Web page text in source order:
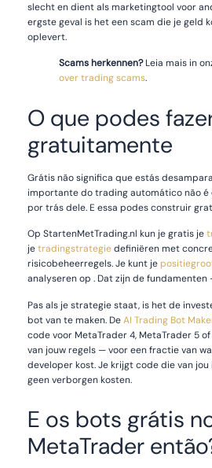
slecht en dient als marketingtool voor
ergste geval is het een scam die je geld
oplevert.
Scams herkennen?Leia mais in
over trading scams.
O que podes
gratuitamente
Grátis não significa que estás
importante do trading automático não
por trás dele. E essa podes construir
Op StartenMetTrading.nl kun je gratis je
jetradingstrategiedefiniëren met
risicobeheerregels. Je kunt je
analyseren op . Dat zijn de fundamenten
Pas als je strategie staat, is het de
bot van te maken. DeAI Trading Bot
code voor MetaTrader 4, MetaTrader 5
van jouw regels — voor een fractie van
developer kost. Je krijgt code die van jou
geen verborgen kosten.
E os bots grátis
MetaTrader